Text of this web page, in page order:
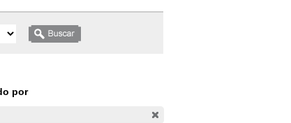
por